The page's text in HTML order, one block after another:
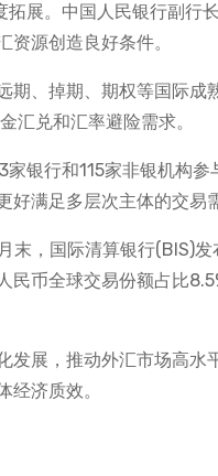
展。中国人民银行副行
源创造良好条件。
期、掉期、期权等国际成
汇兑和汇率避险需求。
银行和115家非银机构
满足多层次主体的交易
，国际清算银行(BIS)
民币全球交易份额占比
发展，推动外汇市场高水
济质效。